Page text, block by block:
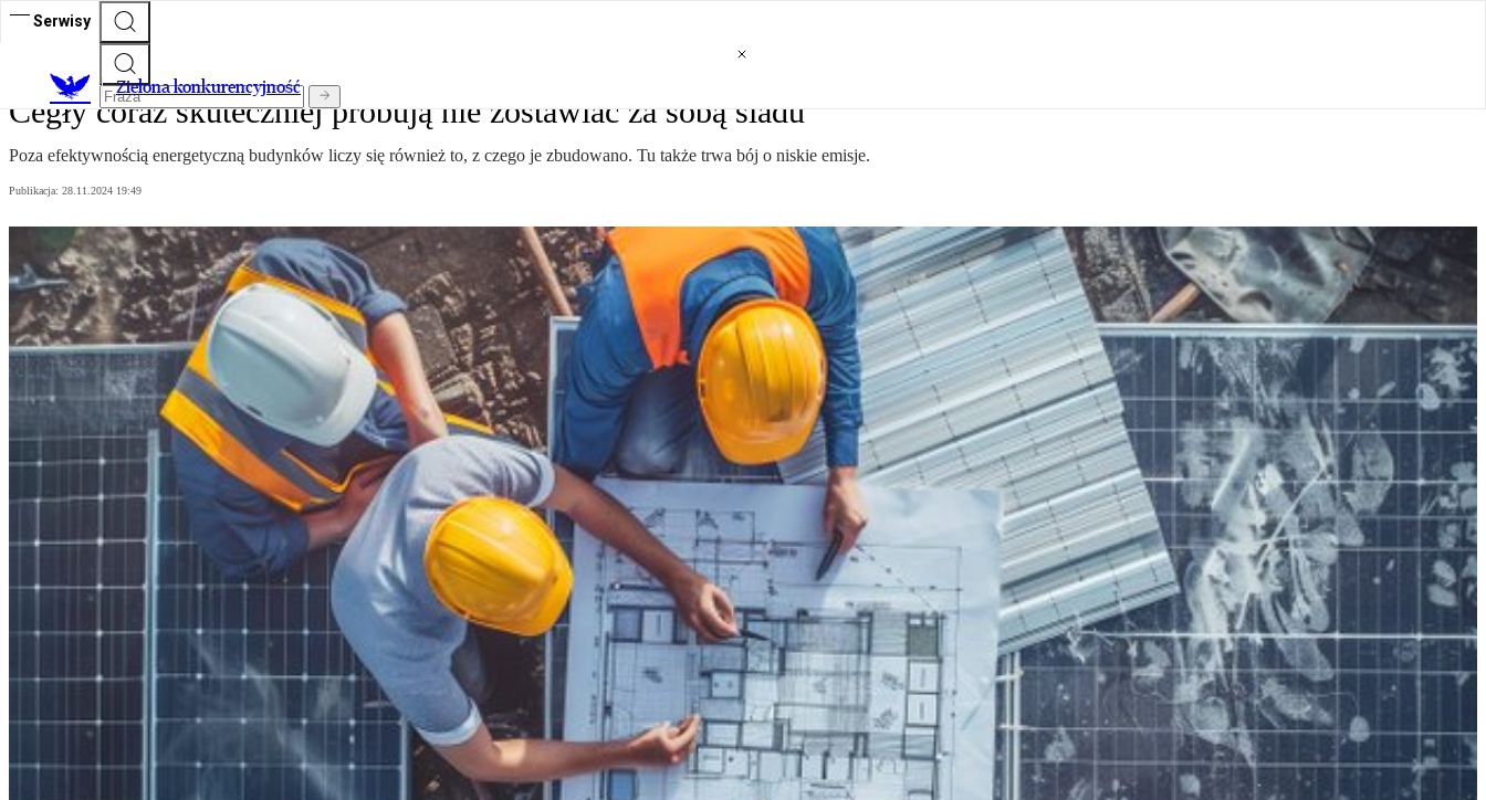
Serwisy
Zielona konkurencyjność
Cegły coraz skuteczniej próbują nie zostawiać za sobą śladu
Poza efektywnością energetyczną budynków liczy się również to, z czego je zbudowano. Tu także trwa bój o niskie emisje.
Publikacja: 28.11.2024 19:49